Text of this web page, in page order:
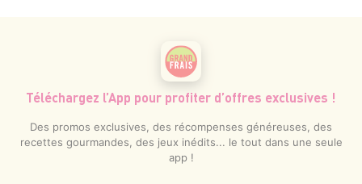
Téléchargez l’App pour profiter d’offres exclusives !
Des promos exclusives, des récompenses généreuses, des
recettes gourmandes, des jeux inédits... le tout dans une seule
app !